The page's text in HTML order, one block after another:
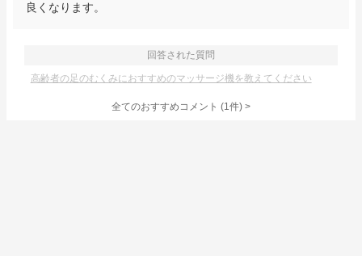
良くなります。
回答された質問
高齢者の足のむくみにおすすめのマッサージ機を教えてください
全てのおすすめコメント (1件) >